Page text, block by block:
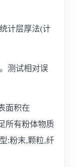
计层厚法(计
测试相对误
面积在
所有粉体物质
:粉末,颗粒,纤